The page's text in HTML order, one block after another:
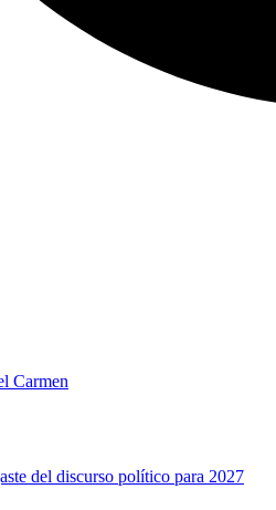
Carmen
del discurso político para 2027